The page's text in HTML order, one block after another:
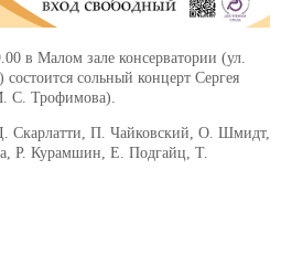
в Малом зале консерватории (ул.
сольный концерт Сергея
С. Трофимова).
Скарлатти, П. Чайковский, О. Шмидт,
Р. Курамшин, Е. Подгайц, Т.